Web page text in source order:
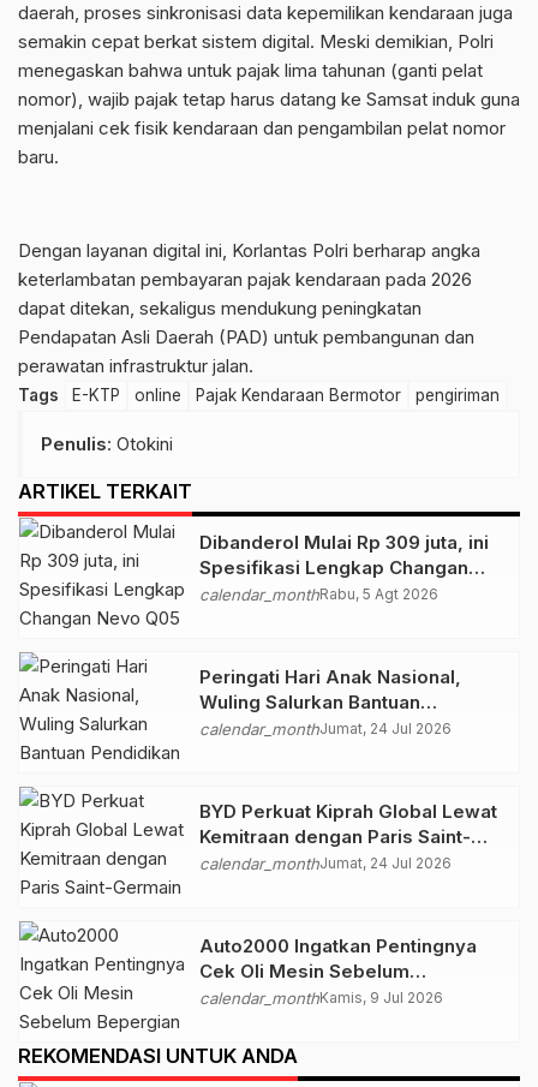
daerah, proses sinkronisasi data kepemilikan kendaraan juga
semakin cepat berkat sistem digital. Meski demikian, Polri
menegaskan bahwa untuk pajak lima tahunan (ganti pelat
nomor), wajib pajak tetap harus datang ke Samsat induk guna
menjalani cek fisik kendaraan dan pengambilan pelat nomor
baru.
Dengan layanan digital ini, Korlantas Polri berharap angka
keterlambatan pembayaran pajak kendaraan pada 2026
dapat ditekan, sekaligus mendukung peningkatan
Pendapatan Asli Daerah (PAD) untuk pembangunan dan
perawatan infrastruktur jalan.
Tags E-KTP online Pajak Kendaraan Bermotor pengiriman
Penulis: Otokini
ARTIKEL TERKAIT
Dibanderol Mulai Rp 309 juta, ini
Spesifikasi Lengkap Changan
Nevo Q05
calendar_monthRabu, 5 Agt 2026
Peringati Hari Anak Nasional,
Wuling Salurkan Bantuan
Pendidikan ke Dua Sekolah di
calendar_monthJumat, 24 Jul 2026
BYD Perkuat Kiprah Global Lewat
Kemitraan dengan Paris Saint-
Germain dan Manchester City
calendar_monthJumat, 24 Jul 2026
Auto2000 Ingatkan Pentingnya
Cek Oli Mesin Sebelum
Bepergian
calendar_monthKamis, 9 Jul 2026
REKOMENDASI UNTUK ANDA